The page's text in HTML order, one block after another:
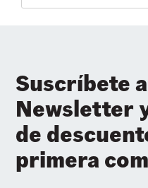
Suscríbete
Newsletter
de
primera